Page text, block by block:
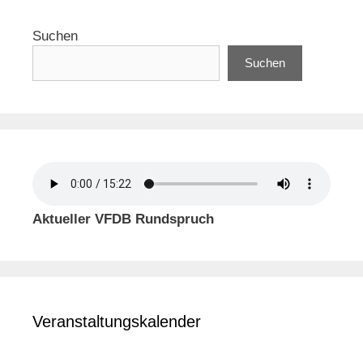
Suchen
Suchen
Aktueller VFDB Rundspruch
Veranstaltungskalender